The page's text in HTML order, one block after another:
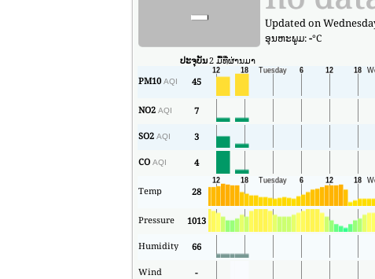
Updated on
ອຸນ​ຫະ​ພູມ:-°C
ປະຈຸບັນ2 ມື້ທີ່ຜ່ານມາ
PM10 AQI 45
NO2 AQI 7
SO2 AQI 3
CO AQI 4
Temp 28
Pressure 1013
Humidity 66
Wind -